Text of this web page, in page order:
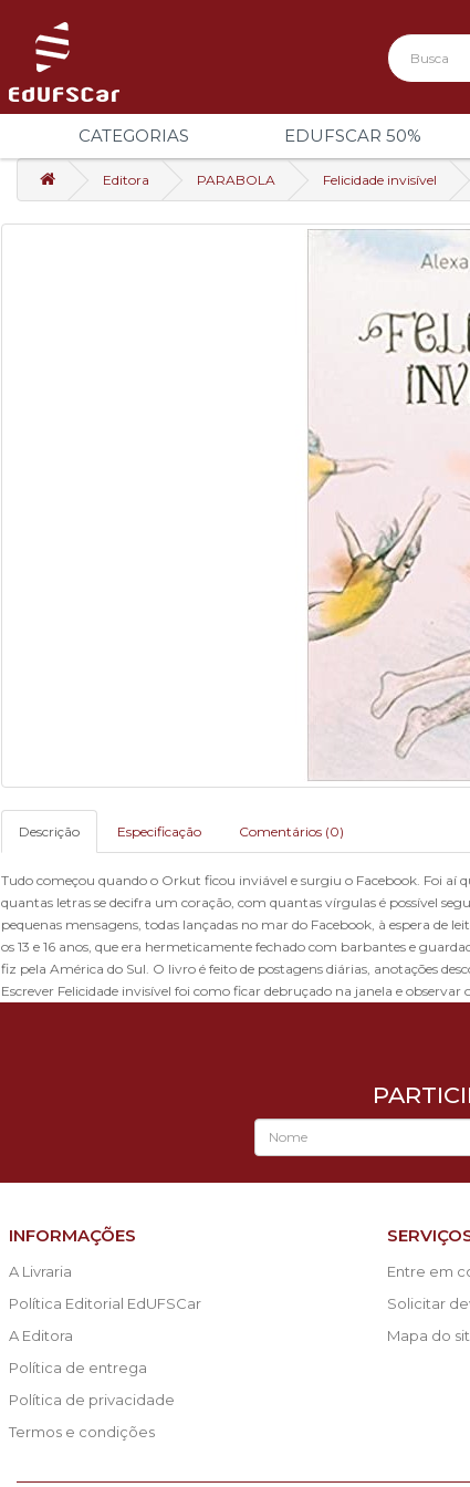
CATEGORIAS EDUFSCAR 50%
Editora PARABOLA Felicidade invisível
Descrição Especificação Comentários (0)
Tudo começou quando o Orkut ficou inviável e surgiu o Facebook. Foi
quantas letras se decifra um coração, com quantas vírgulas é possível
pequenas mensagens, todas lançadas no mar do Facebook, à espera de
os 13 e 16 anos, que era hermeticamente fechado com barbantes e
fiz pela América do Sul. O livro é feito de postagens diárias, anotações
Escrever Felicidade invisível foi como ficar debruçado na janela e
INFORMAÇÕES
A Livraria
Política Editorial EdUFSCar
A Editora
Política de entrega
Política de privacidade
Termos e condições
Entre em
Solicitar
Mapa do